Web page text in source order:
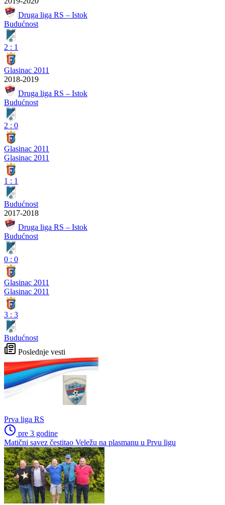
Druga liga RS – Istok
Budućnost
2 : 1
Glasinac 2011
2018-2019
Druga liga RS – Istok
Budućnost
2 : 0
Glasinac 2011
Glasinac 2011
1 : 1
Budućnost
2017-2018
Druga liga RS – Istok
Budućnost
0 : 0
Glasinac 2011
Glasinac 2011
3 : 3
Budućnost
Poslednje vesti
Prva liga RS
pre 3 godine
Matični savez čestitao Veležu na plasmanu u Prvu ligu